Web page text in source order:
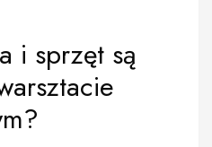
i sprzęt są